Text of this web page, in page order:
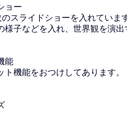
ョー
のスライドショーを入れていま
様子などを入れ、世界観を演出
能
ト機能をおつけしてあります。